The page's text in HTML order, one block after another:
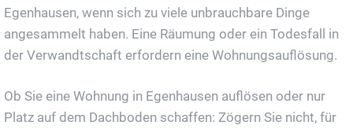
Egenhausen, wenn sich zu viele unbrauchbare Dinge
angesammelt haben. Eine Räumung oder ein Todesfall in
der Verwandtschaft erfordern eine Wohnungsauflösung.
Ob Sie eine Wohnung in Egenhausen auflösen oder nur
Platz auf dem Dachboden schaffen: Zögern Sie nicht, für